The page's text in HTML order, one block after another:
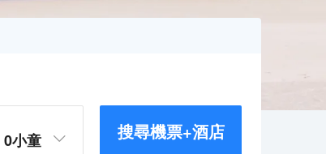
0小童 搜尋機票+酒店